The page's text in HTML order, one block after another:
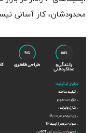
محدودشان، کار آسانی